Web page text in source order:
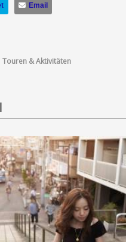
Email
Touren & Aktivitäten